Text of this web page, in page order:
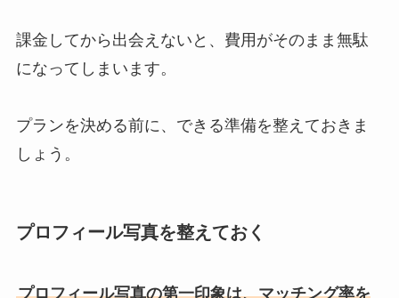
課金してから出会えないと、費用がそのまま無駄
になってしまいます。
プランを決める前に、できる準備を整えておきま
しょう。
プロフィール写真を整えておく
プロフィール写真の第一印象は、マッチング率を